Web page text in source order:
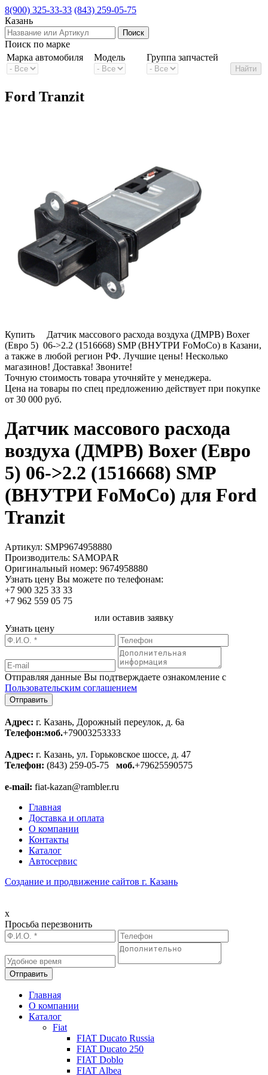
8(900) 325-33-33 (843) 259-05-75
Казань
Поиск по марке
Марка автомобиля
Модель Группа запчастей
Ford Tranzit
Купить Датчик массового расхода воздуха (ДМРВ) Boxer
(Евро 5) 06->2.2 (1516668) SMP (ВНУТРИ FoMoCo) в Казани,
а также в любой регион РФ. Лучшие цены! Несколько
магазинов! Доставка! Звоните!
Точную стоимость товара уточняйте у менеджера.
Цена на товары по спец предложению действует при покупке
от 30 000 руб.
Датчик массового расхода
воздуха (ДМРВ) Boxer (Евро
5) 06->2.2 (1516668) SMP
(ВНУТРИ FoMoCo) для Ford
Tranzit
Артикул: SMP9674958880
Производитель: SAMOPAR
Оригинальный номер: 9674958880
Узнать цену Вы можете по телефонам:
+7 900 325 33 33
+7 962 559 05 75
или оставив заявку
Узнать цену
Отправляя данные Вы подтверждаете ознакомление с
Пользовательским соглашением
Адрес: г. Казань, Дорожный переулок, д. 6а
Телефон:моб.+79003253333
Адрес: г. Казань, ул. Горьковское шоссе, д. 47
Телефон: (843) 259-05-75 моб.+79625590575
e-mail: fiat-kazan@rambler.ru
Главная
Доставка и оплата
О компании
Контакты
Каталог
Автосервис
Создание и продвижение сайтов г. Казань
x
Просьба перезвонить
Главная
О компании
Каталог
Fiat
FIAT Ducato Russia
FIAT Ducato 250
FIAT Doblo
FIAT Albea